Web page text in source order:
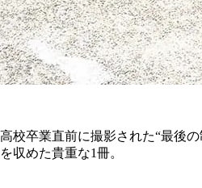
高校卒業直前に撮影された“最後
を収めた貴重な1冊。